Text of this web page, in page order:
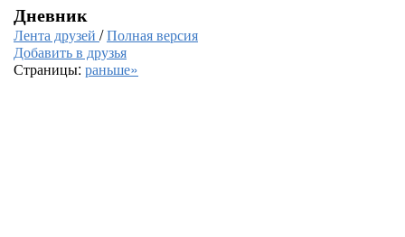
Дневник
Лента друзей /Полная версия
Добавить в друзья
Страницы: раньше»